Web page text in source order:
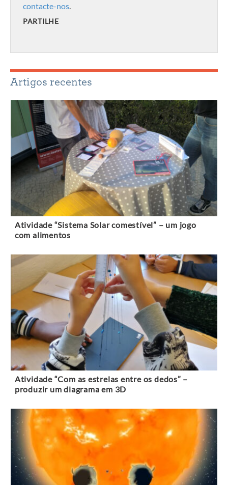
contacte-nos
PARTILHE
Artigos recentes
Atividade “Sistema Solar comestível” – um jogo
com alimentos
Atividade “Com as estrelas entre os dedos” –
produzir um diagrama em 3D